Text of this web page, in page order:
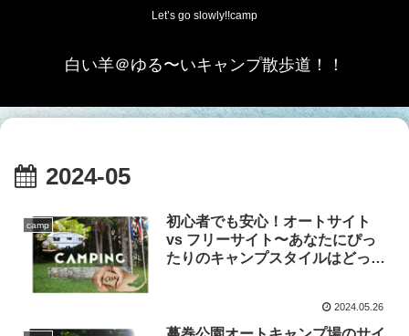
Let’s go slowly!!camp
白い羊＠ゆる〜いキャンプ散歩道！！
2024-05
camp
初心者でも安心！オートサイト
vs フリーサイト〜あなたにぴっ
たりのキャンプスタイルはどっ
2024.05.26